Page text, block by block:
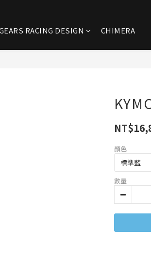
RACING DESIGN CHIMERA
顏色
數量